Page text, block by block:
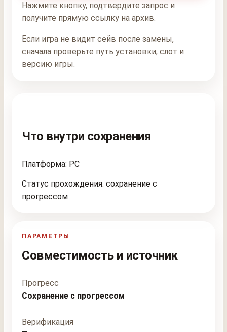
Нажмите кнопку, подтвердите запрос и
получите прямую ссылку на архив.
Если игра не видит сейв после замены,
сначала проверьте путь установки, слот и
версию игры.
Что внутри сохранения
Платформа: PC
Статус прохождения: сохранение с
прогрессом
ПАРАМЕТРЫ
Совместимость и источник
Прогресс
Сохранение с прогрессом
Верификация